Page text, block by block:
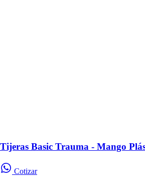
Tijeras Basic Trauma - Mango
Cotizar